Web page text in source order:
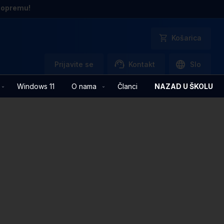
Košarica
Prijavite se Kontakt Slo
NAZAD U ŠKOLU
Članci
O nama
Windows 11